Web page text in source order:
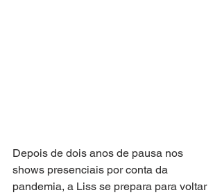
Depois de dois anos de pausa nos
shows presenciais por conta da
pandemia, a Liss se prepara para voltar